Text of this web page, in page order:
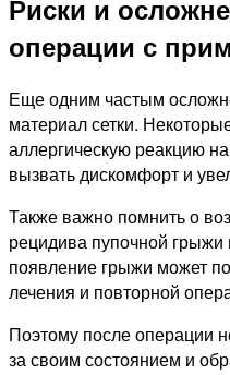
Риски и
операции с
Еще одним частым
материал сетки.
аллергическую реакцию
вызвать дискомфорт и
Также важно помнить о
рецидива пупочной
появление грыжи может
лечения и повторной
Поэтому после операции
за своим состоянием и